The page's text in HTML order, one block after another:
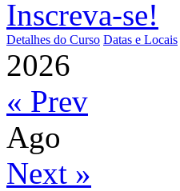
Inscreva-se!
Detalhes do Curso Datas e Locais
2026
« Prev
Ago
Next »